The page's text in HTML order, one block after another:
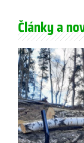
Články a